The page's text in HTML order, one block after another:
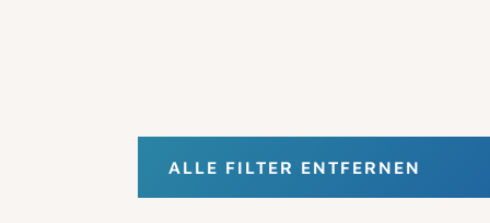
ALLE FILTER ENTFERNEN